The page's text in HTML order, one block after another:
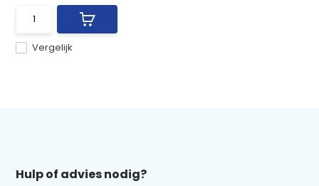
Vergelijk
Hulp of advies nodig?